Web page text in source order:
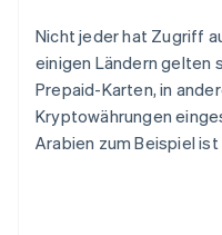
Nicht jeder hat Zugriff
einigen Ländern gelten
Prepaid-Karten, in
Kryptowährungen
Arabien zum Beispiel ist